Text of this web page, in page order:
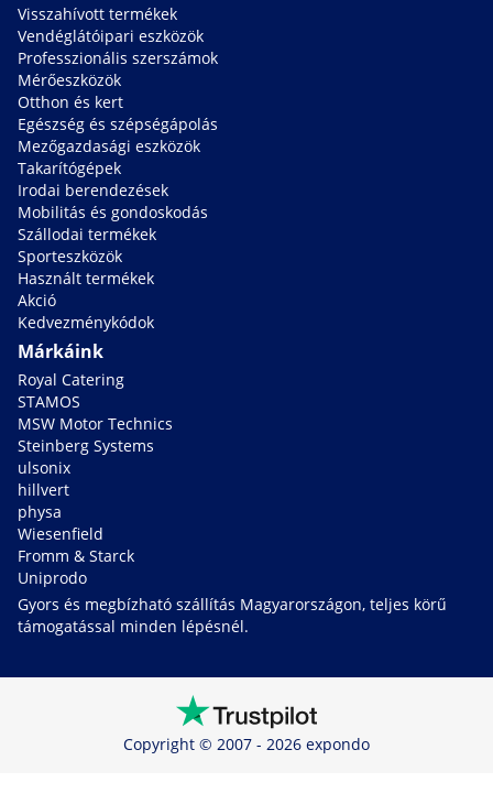
Visszahívott termékek
Vendéglátóipari eszközök
Professzionális szerszámok
Mérőeszközök
Otthon és kert
Egészség és szépségápolás
Mezőgazdasági eszközök
Takarítógépek
Irodai berendezések
Mobilitás és gondoskodás
Szállodai termékek
Sporteszközök
Használt termékek
Akció
Kedvezménykódok
Márkáink
Royal Catering
STAMOS
MSW Motor Technics
Steinberg Systems
ulsonix
hillvert
physa
Wiesenfield
Fromm & Starck
Uniprodo
Gyors és megbízható szállítás Magyarországon, teljes körű
támogatással minden lépésnél.
Copyright © 2007 - 2026 expondo